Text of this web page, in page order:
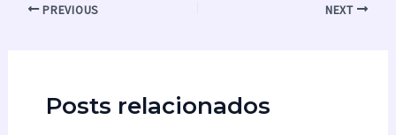
PREVIOUS NEXT
Posts relacionados